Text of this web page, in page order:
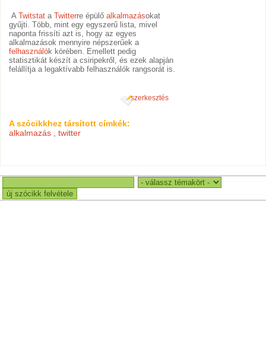
ATwitstat aTwitterre épülőalkalmazásokat
gyűjti. Több, mint egy egyszerű lista, mivel
naponta frissíti azt is, hogy az egyes
alkalmazások mennyire népszerűek a
felhasználók körében. Emellett pedig
statisztikát készít a csiripekről, és ezek alapján
felállítja a legaktívabb felhasználók rangsorát is.
szerkesztés
A szócikkhez társított címkék:
alkalmazás ,twitter